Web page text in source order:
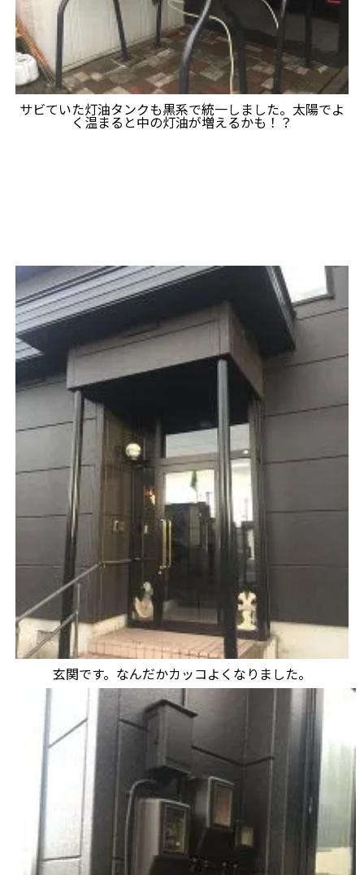
サビていた灯油タンクも黒系で統一しました。太陽でよ
く温まると中の灯油が増えるかも！？
玄関です。なんだかカッコよくなりました。